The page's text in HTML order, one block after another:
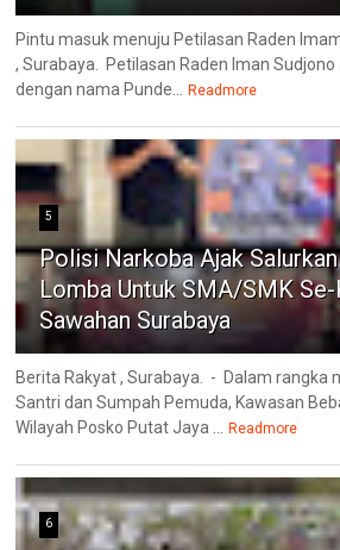
Pintu masuk menuju Petilasan Raden
, Surabaya. Petilasan Raden Iman Sudjono
dengan nama Punde... Readmore
5
Polisi Narkoba Ajak
Lomba Untuk SMA/SMK
Sawahan Surabaya
Berita Rakyat , Surabaya. - Dalam rangka
Santri dan Sumpah Pemuda, Kawasan
Wilayah Posko Putat Jaya ... Readmore
6